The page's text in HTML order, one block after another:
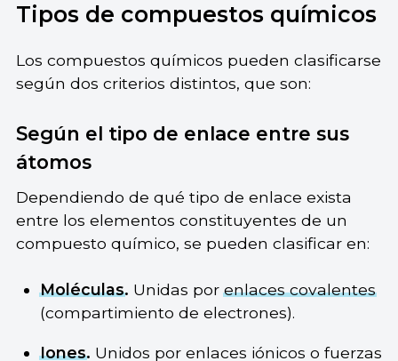
Tipos de compuestos químicos
Los compuestos químicos pueden clasificarse
según dos criterios distintos, que son:
Según el tipo de enlace entre sus
átomos
Dependiendo de qué tipo de enlace exista
entre los elementos constituyentes de un
compuesto químico, se pueden clasificar en:
Moléculas. Unidas porenlaces covalentes
(compartimiento de electrones).
Iones. Unidos por enlaces iónicos o fuerzas